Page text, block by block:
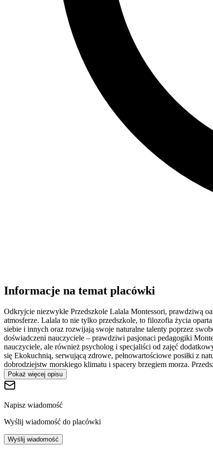
Informacje na temat placówki
Odkryjcie niezwykłe Przedszkole Lalala Montessori, prawdziwą
atmosferze. Lalala to nie tylko przedszkole, to filozofia życia
siebie i innych oraz rozwijają swoje naturalne talenty poprzez
doświadczeni nauczyciele – prawdziwi pasjonaci pedagogiki
nauczyciele, ale również psycholog i specjaliści od zajęć
się Ekokuchnią, serwującą zdrowe, pełnowartościowe posiłki z
dobrodziejstw morskiego klimatu i spacery brzegiem morza.
Pokaż więcej opisu
Napisz wiadomość
Wyślij wiadomość do placówki
Wyślij wiadomość